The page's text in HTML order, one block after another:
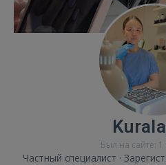
Был на сайте: 1
Частный специалист ·